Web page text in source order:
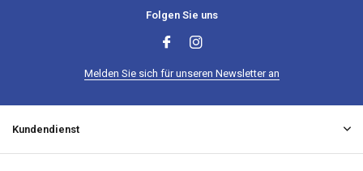
Folgen Sie uns
Melden Sie sich für unseren Newsletter an
Kundendienst